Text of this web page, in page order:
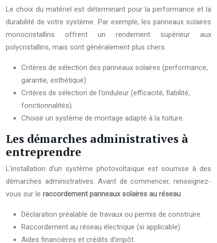
Le choix du matériel est déterminant pour la performance et la
durabilité de votre système. Par exemple, les panneaux solaires
monocristallins offrent un rendement supérieur aux
polycristallins, mais sont généralement plus chers.
Critères de sélection des panneaux solaires (performance,
garantie, esthétique).
Critères de sélection de l’onduleur (efficacité, fiabilité,
fonctionnalités).
Choisir un système de montage adapté à la toiture.
Les démarches administratives à
entreprendre
L’installation d’un système photovoltaïque est soumise à des
démarches administratives. Avant de commencer, renseignez-
vous sur le raccordement panneaux solaires au réseau .
Déclaration préalable de travaux ou permis de construire.
Raccordement au réseau électrique (si applicable).
Aides financières et crédits d’impôt.